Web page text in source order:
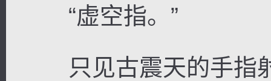
“虚空指。”
只见古震天的手指